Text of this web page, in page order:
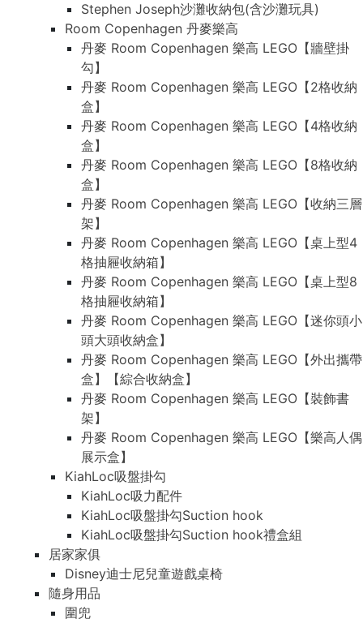
Stephen Joseph沙灘收納包(含沙灘玩具)
Room Copenhagen 丹麥樂高
丹麥 Room Copenhagen 樂高 LEGO【牆壁掛
勾】
丹麥 Room Copenhagen 樂高 LEGO【2格收納
盒】
丹麥 Room Copenhagen 樂高 LEGO【4格收納
盒】
丹麥 Room Copenhagen 樂高 LEGO【8格收納
盒】
丹麥 Room Copenhagen 樂高 LEGO【收納三層
架】
丹麥 Room Copenhagen 樂高 LEGO【桌上型4
格抽屜收納箱】
丹麥 Room Copenhagen 樂高 LEGO【桌上型8
格抽屜收納箱】
丹麥 Room Copenhagen 樂高 LEGO【迷你頭小
頭大頭收納盒】
丹麥 Room Copenhagen 樂高 LEGO【外出攜帶
盒】【綜合收納盒】
丹麥 Room Copenhagen 樂高 LEGO【裝飾書
架】
丹麥 Room Copenhagen 樂高 LEGO【樂高人偶
展示盒】
KiahLoc吸盤掛勾
KiahLoc吸力配件
KiahLoc吸盤掛勾Suction hook
KiahLoc吸盤掛勾Suction hook禮盒組
居家家俱
Disney迪士尼兒童遊戲桌椅
隨身用品
圍兜